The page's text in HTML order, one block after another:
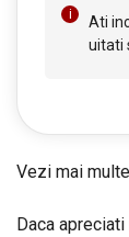
Ati
uitati
Vezi mai
Daca